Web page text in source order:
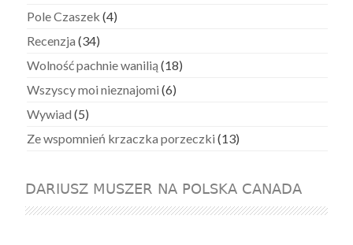
Pole Czaszek (4)
Recenzja (34)
Wolność pachnie wanilią (18)
Wszyscy moi nieznajomi (6)
Wywiad (5)
Ze wspomnień krzaczka porzeczki (13)
DARIUSZ MUSZER NA POLSKA CANADA